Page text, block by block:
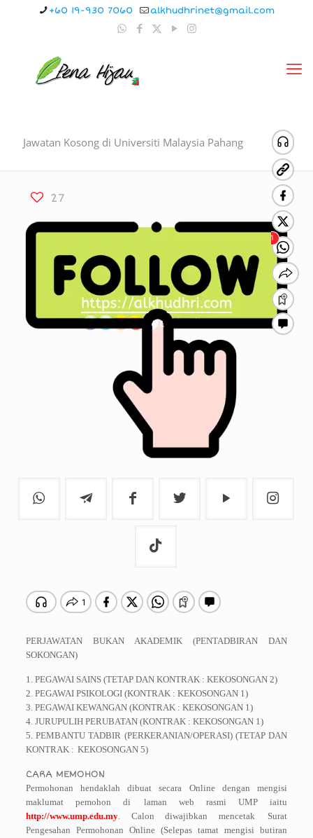
+60 19-930 7060 alkhudhrinet@gmail.com
Jawatan Kosong di Universiti Malaysia Pahang
27
PERJAWATAN BUKAN AKADEMIK (PENTADBIRAN DAN
SOKONGAN)
1. PEGAWAI SAINS (TETAP DAN KONTRAK : KEKOSONGAN 2)
2. PEGAWAI PSIKOLOGI (KONTRAK : KEKOSONGAN 1)
3. PEGAWAI KEWANGAN (KONTRAK : KEKOSONGAN 1)
4. JURUPULIH PERUBATAN (KONTRAK : KEKOSONGAN 1)
5. PEMBANTU TADBIR (PERKERANIAN/OPERASI) (TETAP DAN
KONTRAK : KEKOSONGAN 5)
CARA MEMOHON
Permohonan hendaklah dibuat secara Online dengan mengisi
maklumat pemohon di
laman web rasmi UMP iaitu
http://www.ump.edu.my. Calon diwajibkan mencetak
Surat
Pengesahan Permohonan Online (Selepas tamat mengisi butiran